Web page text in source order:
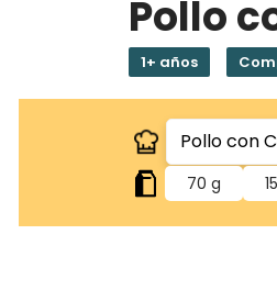
Pollo
1+ años
70 g